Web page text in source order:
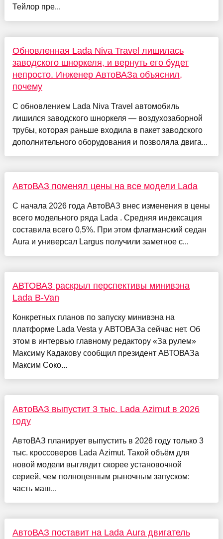
Тейлор пре...
Обновленная Lada Niva Travel лишилась
заводского шноркеля, и вернуть его будет
непросто. Инженер АвтоВАЗа объяснил,
почему
С обновлением Lada Niva Travel автомобиль
лишился заводского шноркеля — воздухозаборной
трубы, которая раньше входила в пакет заводского
дополнительного оборудования и позволяла двига...
АвтоВАЗ поменял цены на все модели Lada
С начала 2026 года АвтоВАЗ внес изменения в цены
всего модельного ряда Lada . Средняя индексация
составила всего 0,5%. При этом флагманский седан
Aura и универсал Largus получили заметное с...
АВТОВАЗ раскрыл перспективы минивэна
Lada B-Van
Конкретных планов по запуску минивэна на
платформе Lada Vesta у АВТОВАЗа сейчас нет. Об
этом в интервью главному редактору «За рулем»
Максиму Кадакову сообщил президент АВТОВАЗа
Максим Соко...
АвтоВАЗ выпустит 3 тыс. Lada Azimut в 2026
году
АвтоВАЗ планирует выпустить в 2026 году только 3
тыс. кроссоверов Lada Azimut. Такой объём для
новой модели выглядит скорее установочной
серией, чем полноценным рыночным запуском:
часть маш...
АвтоВАЗ поставит на Lada Aura двигатель